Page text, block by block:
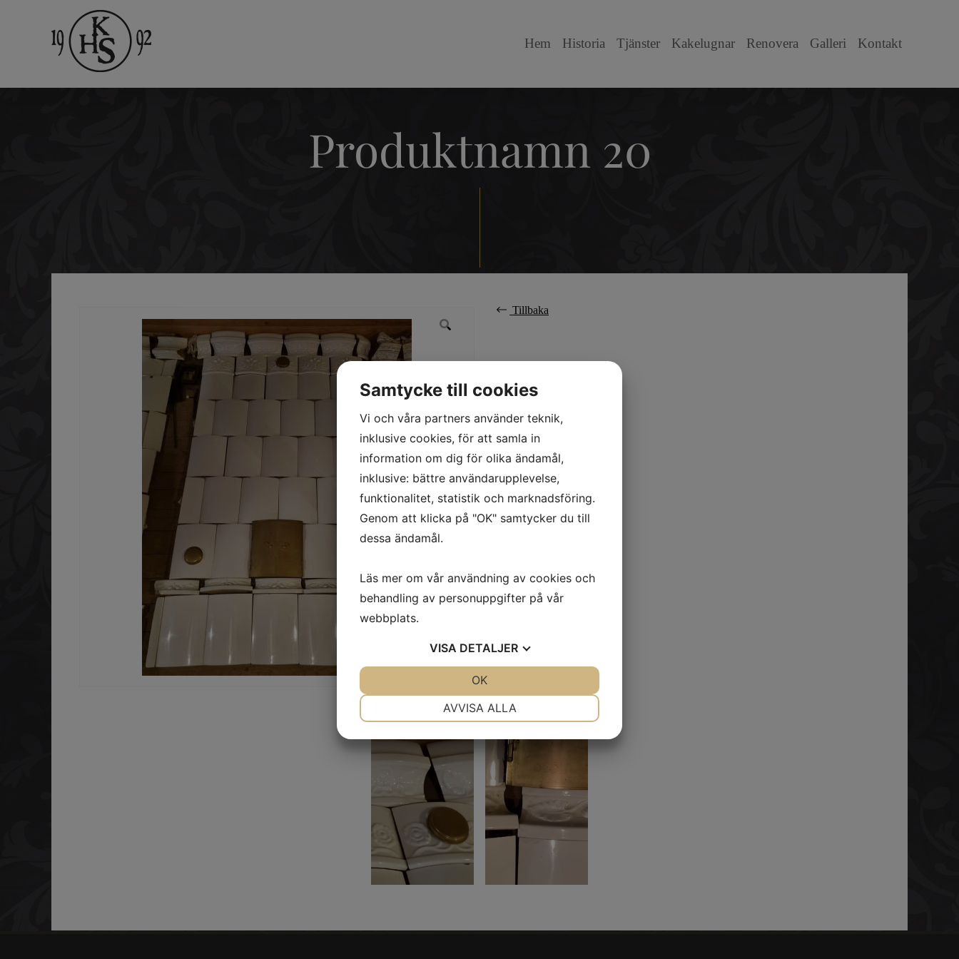
Hem Historia Tjänster Kakelugnar Renovera Galleri Kontakt
Produktnamn 20
Tillbaka
Samtycke till cookies
Vi och våra partners använder teknik,
inklusive cookies, för att samla in
information om dig för olika ändamål,
inklusive: bättre användarupplevelse,
funktionalitet, statistik och marknadsföring.
Genom att klicka på "OK" samtycker du till
dessa ändamål.
Läs mer om vår användning av cookies och
behandling av personuppgifter på vår
webbplats.
VISA DETALJER
MARKNADSFÖRING STATISTIK
AVVISA ALLA
OK